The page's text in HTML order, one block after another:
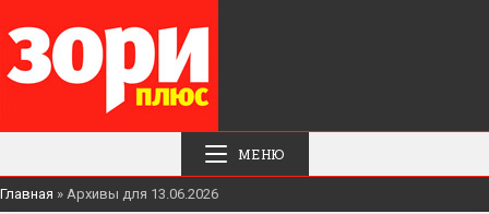
МЕНЮ
Главная » Архивы для 13.06.2026